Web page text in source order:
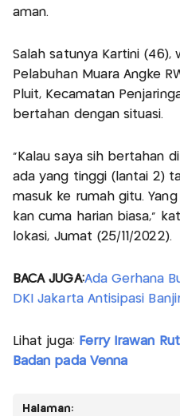
aman.
Salah satunya Kartini (46),
Pelabuhan Muara Angke
Pluit, Kecamatan
bertahan dengan situasi.
"Kalau saya sih bertahan
ada yang tinggi (lantai 2)
masuk ke rumah gitu.
kan cuma harian biasa,"
lokasi, Jumat (25/11/2022).
BACA JUGA:Ada Gerhana
DKI Jakarta Antisipasi
Lihat juga: Ferry Irawan
Badan pada Venna
Halaman: